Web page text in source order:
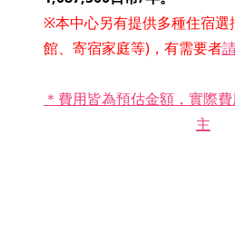
※本中心另有提供多種住宿選
館、寄宿家庭等)，有需要者
＊費用皆為預估金額，實際
主